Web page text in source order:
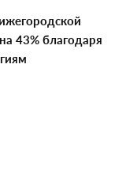
43% благодаря